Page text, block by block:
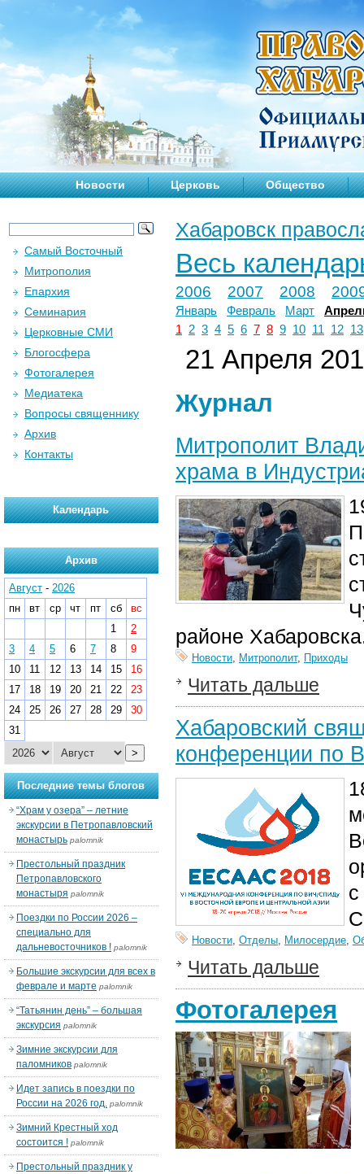
Новости Церковь Общество
Хабаровск
Весь
2006 2007 2008
Январь Февраль Март
1
2 3 4 5 6 7 8 9 10 11 12 13
21 Апреля
Журнал
Митрополит
храма в
районе
Новости, Митрополит, Приходы
Читать дальше
Хабаровский
конференции по
Новости, Отделы, Милосердие,
Читать дальше
Фотогалерея
Самый Восточный
Митрополия
Епархия
Семинария
Церковные СМИ
Блогосфера
Фотогалерея
Медиатека
Вопросы священнику
Архив
Контакты
Календарь
Архив
Август - 2026
пн
вт ср чт пт сб
вс
1
2
3
4 5 6 7 8
9
10
11 12 13 14 15
16
17
18 19 20 21 22
23
24
25 26 27 28 29
30
31
>
Последние темы блогов
“Храм у озера” – летние
экскурсии в Петропавловский
монастырь palomnik
Престольный праздник
Петропавловского
монастыря palomnik
Поездки по России 2026 –
специально для
дальневосточников ! palomnik
Большие экскурсии для всех в
феврале и марте palomnik
“Татьянин день” – большая
экскурсия palomnik
Зимние экскурсии для
паломников palomnik
Идет запись в поездки по
России на 2026 год. palomnik
Зимний Крестный ход
состоится ! palomnik
Престольный праздник у